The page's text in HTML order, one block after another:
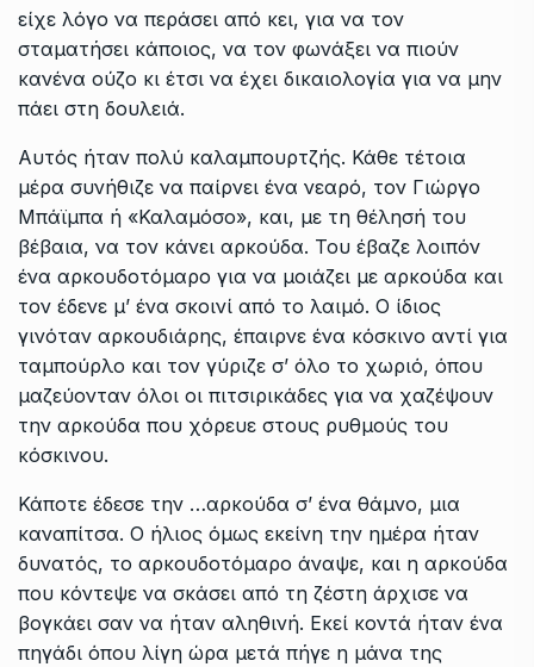
είχε λόγο να περάσει από κει, για να τον
σταματήσει κάποιος, να τον φωνάξει να πιούν
κανένα ούζο κι έτσι να έχει δικαιολογία για να μην
πάει στη δουλειά.
Αυτός ήταν πολύ καλαμπουρτζής. Κάθε τέτοια
μέρα συνήθιζε να παίρνει ένα νεαρό, τον Γιώργο
Μπάϊμπα ή «Καλαμόσο», και, με τη θέλησή του
βέβαια, να τον κάνει αρκούδα. Του έβαζε λοιπόν
ένα αρκουδοτόμαρο για να μοιάζει με αρκούδα και
τον έδενε μ’ ένα σκοινί από το λαιμό. Ο ίδιος
γινόταν αρκουδιάρης, έπαιρνε ένα κόσκινο αντί για
ταμπούρλο και τον γύριζε σ’ όλο το χωριό, όπου
μαζεύονταν όλοι οι πιτσιρικάδες για να χαζέψουν
την αρκούδα που χόρευε στους ρυθμούς του
κόσκινου.
Κάποτε έδεσε την …αρκούδα σ’ ένα θάμνο, μια
καναπίτσα. Ο ήλιος όμως εκείνη την ημέρα ήταν
δυνατός, το αρκουδοτόμαρο άναψε, και η αρκούδα
που κόντεψε να σκάσει από τη ζέστη άρχισε να
βογκάει σαν να ήταν αληθινή. Εκεί κοντά ήταν ένα
πηγάδι όπου λίγη ώρα μετά πήγε η μάνα της